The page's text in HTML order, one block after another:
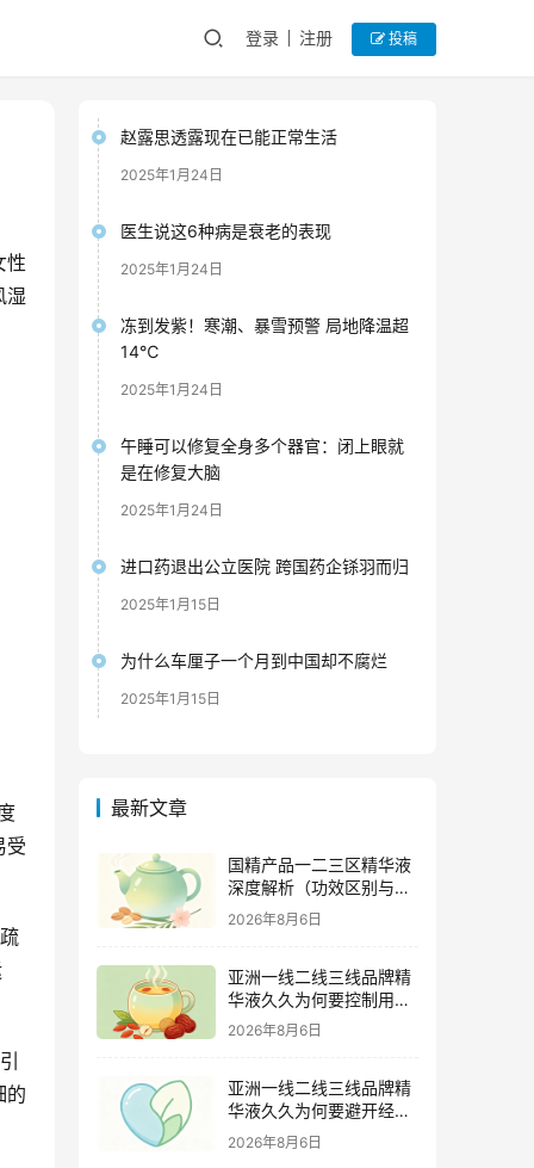
登录 注册 投稿
性
湿
受
的
赵露思透露现在已能正常生活
2025年1月24日
医生说这6种病是衰老的表现
2025年1月24日
冻到发紫！寒潮、暴雪预警 局地降温超
14℃
2025年1月24日
午睡可以修复全身多个器官：闭上眼就
是在修复大脑
2025年1月24日
进口药退出公立医院 跨国药企铩羽而归
2025年1月15日
为什么车厘子一个月到中国却不腐烂
2025年1月15日
最新文章
国精产品一二三区精华液
深度解析（功效区别与适
用肤质全指南）
2026年8月6日
亚洲一线二线三线品牌精
华液久久为何要控制用量
（过度使用与皮肤负担的
2026年8月6日
亚洲一线二线三线品牌精
华液久久为何要避开经期
（激素变化与皮肤敏感度
关联）
2026年8月6日